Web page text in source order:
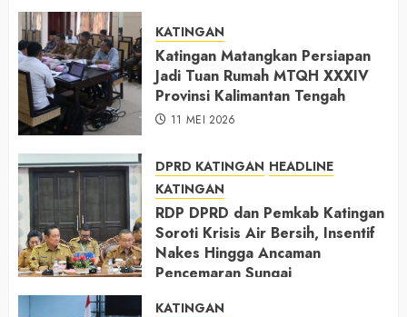
KATINGAN
Katingan Matangkan Persiapan
Jadi Tuan Rumah MTQH XXXIV
Provinsi Kalimantan Tengah
11 MEI 2026
DPRD KATINGAN HEADLINE
KATINGAN
RDP DPRD dan Pemkab Katingan
Soroti Krisis Air Bersih, Insentif
Nakes Hingga Ancaman
Pencemaran Sungai
KATINGAN